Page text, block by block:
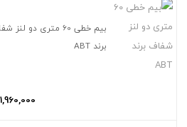
بیم خطی 60 متری دو لنز
برند ABT
1,960,000